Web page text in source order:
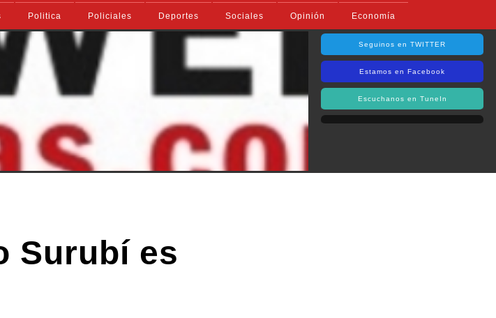
Politica Policiales Deportes Sociales Opinión Economía
Seguinos en TWITTER
Estamos en Facebook
Escuchanos en TuneIn
Surubí es